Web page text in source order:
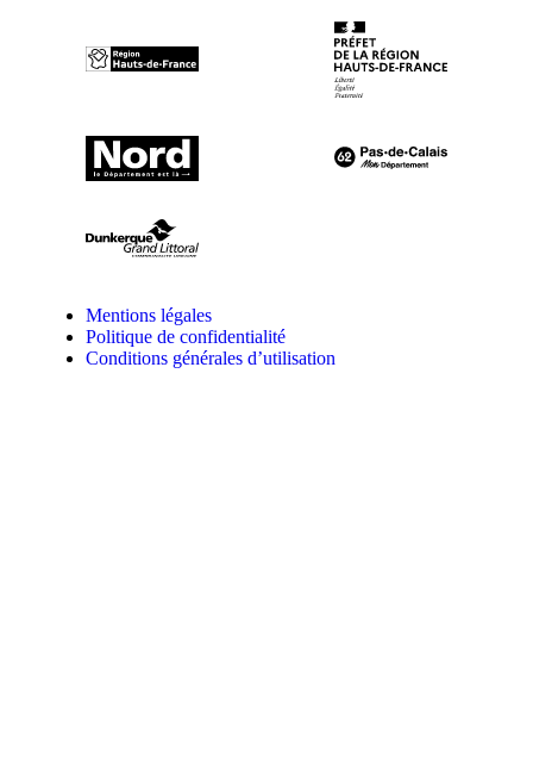
Mentions légales
Politique de confidentialité
Conditions générales d’utilisation